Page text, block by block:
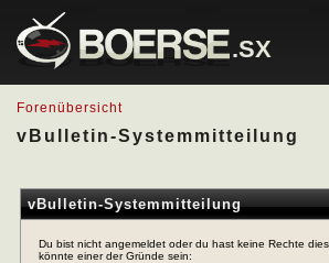
.SX
Forenübersicht
vBulletin-Systemmitteilung
vBulletin-Systemmitteilung
Du bist nicht angemeldet oder du hast keine Rechte
könnte einer der Gründe sein: